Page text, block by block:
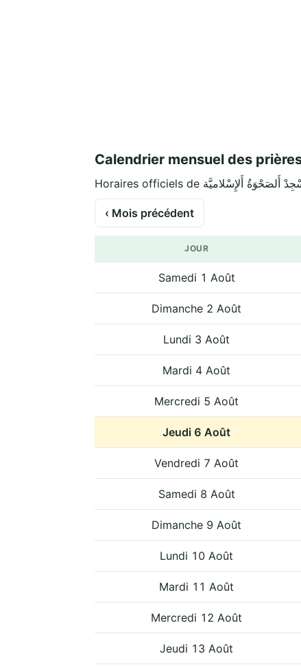
Calendrier mensuel des
‹ Mois précédent
JOUR
Samedi 1 Août
Dimanche 2 Août
Lundi 3 Août
Mardi 4 Août
Mercredi 5 Août
Jeudi 6 Août
Vendredi 7 Août
Samedi 8 Août
Dimanche 9 Août
Lundi 10 Août
Mardi 11 Août
Mercredi 12 Août
Jeudi 13 Août